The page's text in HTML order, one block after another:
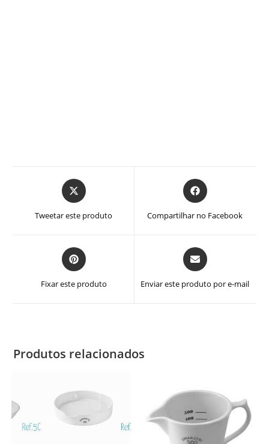
Abre
em
nova
Tweetar este produto
Abre
em
nova
Compartilhar no Facebook
Abre
em
nova
Fixar este produto
Abre
em
nova
Enviar este produto por e-mail
Produtos relacionados